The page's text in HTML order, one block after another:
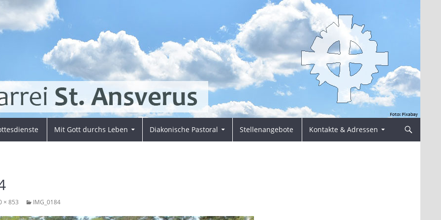
Mit Gott durchs Leben Diakonische Pastoral Stellenangebote Kontakte & Adressen
× 853 IMG_0184